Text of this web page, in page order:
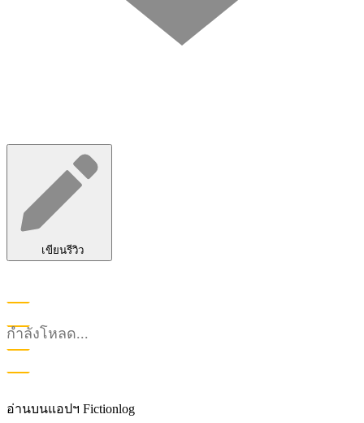
เขียนรีวิว
กำลังโหลด...
อ่านบนแอปฯ Fictionlog